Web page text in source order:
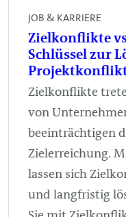
JOB & KARRIERE
Zielkonflikte
Schlüssel zur
Zielkonflikte
von
beeinträchtigen
Zielerreichung.
lassen sich
und langfristig